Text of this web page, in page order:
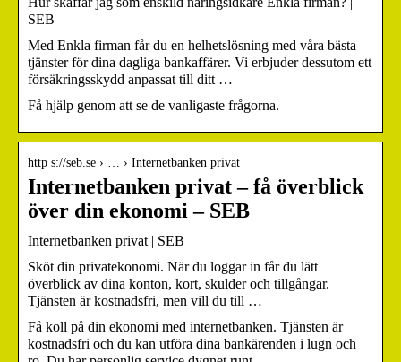
SEB
Med Enkla firman får du en helhetslösning med våra bästa
tjänster för dina dagliga bankaffärer. Vi erbjuder dessutom ett
försäkringsskydd anpassat till ditt …
Få hjälp genom att se de vanligaste frågorna.
http s://seb.se › … › Internetbanken privat
Internetbanken privat – få överblick
över din ekonomi – SEB
Internetbanken privat | SEB
Sköt din privatekonomi. När du loggar in får du lätt
överblick av dina konton, kort, skulder och tillgångar.
Tjänsten är kostnadsfri, men vill du till …
Få koll på din ekonomi med internetbanken. Tjänsten är
kostnadsfri och du kan utföra dina bankärenden i lugn och